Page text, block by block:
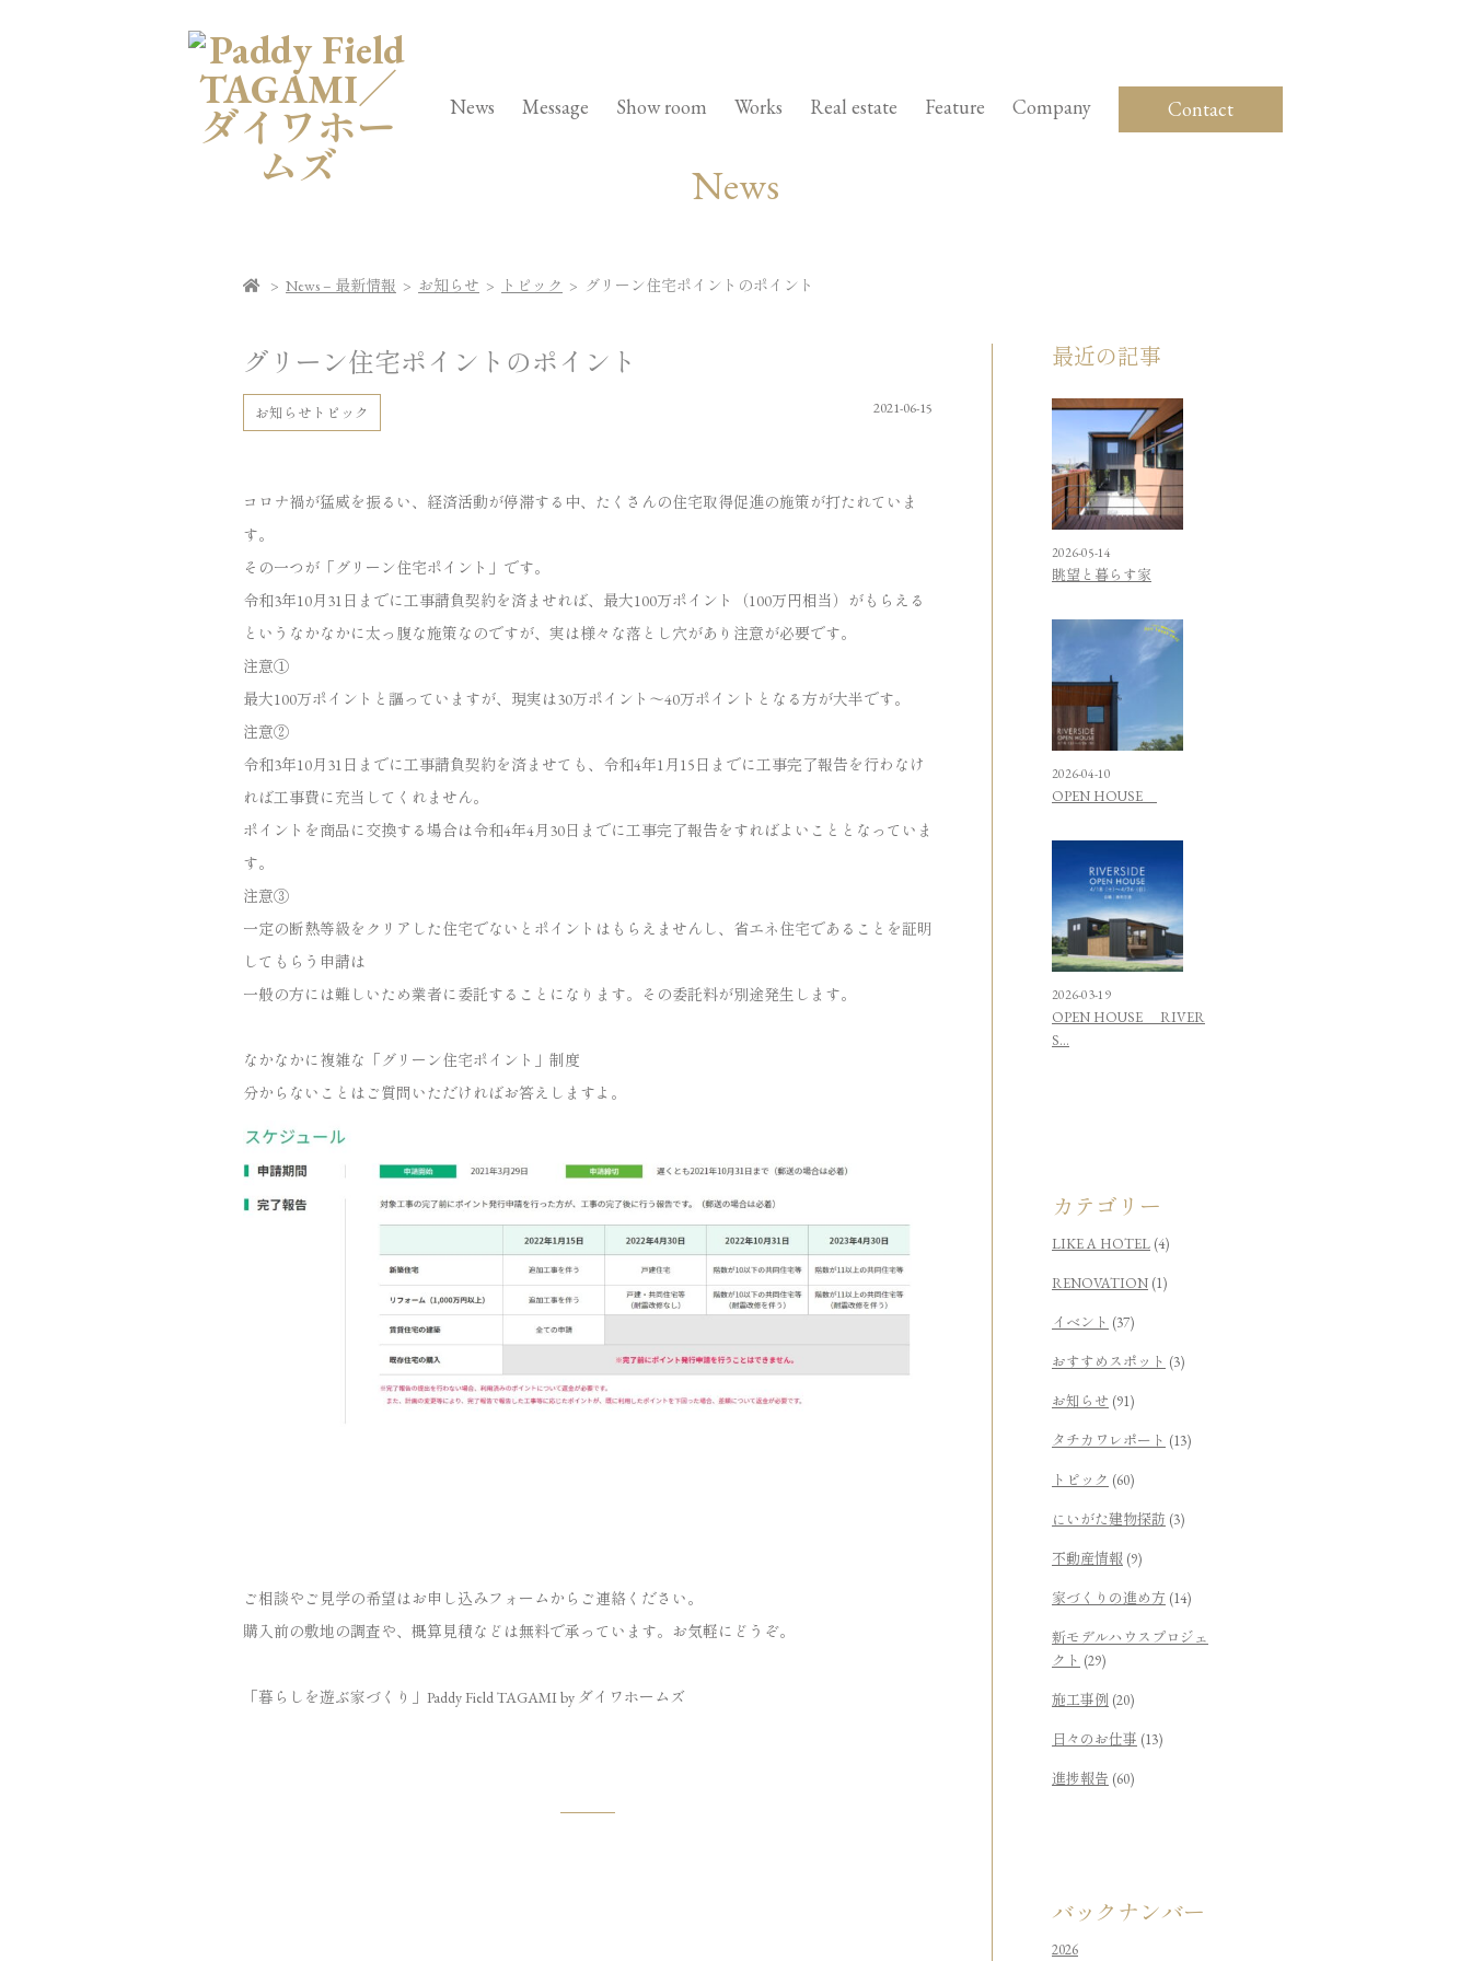
News Message Show room Works Real estate Feature Company Contact
News
> News – 最新情報 > お知らせ > トピック > グリーン住宅ポイントのポイント
グリーン住宅ポイントのポイント
お知らせ トピック 2021-06-15
コロナ禍が猛威を振るい、経済活動が停滞する中、たくさんの住宅取得促進の施策が打たれていま
す。
その一つが「グリーン住宅ポイント」です。
令和3年10月31日までに工事請負契約を済ませれば、最大100万ポイント（100万円相当）がもらえる
というなかなかに太っ腹な施策なのですが、実は様々な落とし穴があり注意が必要です。
注意①
最大100万ポイントと謳っていますが、現実は30万ポイント～40万ポイントとなる方が大半です。
注意②
令和3年10月31日までに工事請負契約を済ませても、令和4年1月15日までに工事完了報告を行わなけ
れば工事費に充当してくれません。
ポイントを商品に交換する場合は令和4年4月30日までに工事完了報告をすればよいこととなっていま
す。
注意③
一定の断熱等級をクリアした住宅でないとポイントはもらえませんし、省エネ住宅であることを証明
してもらう申請は
一般の方には難しいため業者に委託することになります。その委託料が別途発生します。
なかなかに複雑な「グリーン住宅ポイント」制度
分からないことはご質問いただければお答えしますよ。
ご相談やご見学の希望はお申し込みフォーム からご連絡ください。
購入前の敷地の調査や、概算見積などは無料で承っています。お気軽にどうぞ。
「暮らしを遊ぶ家づくり」Paddy Field TAGAMI by ダイワホームズ
最近の記事
2026-05-14
眺望と暮らす家
2026-04-10
OPEN HOUSE
2026-03-19
OPEN HOUSE RIVER
S...
カテゴリー
LIKE A HOTEL (4)
RENOVATION (1)
イベント (37)
おすすめスポット (3)
お知らせ (91)
タチカワレポート (13)
トピック (60)
にいがた建物探訪 (3)
不動産情報 (9)
家づくりの進め方 (14)
新モデルハウスプロジェ
クト (29)
施工事例 (20)
日々のお仕事 (13)
進捗報告 (60)
バックナンバー
2026